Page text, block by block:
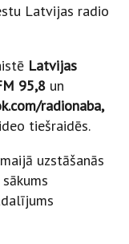
Latvijas radio
Latvijas
95,8 un
radionaba,
tiešraidēs.
uzstāšanās